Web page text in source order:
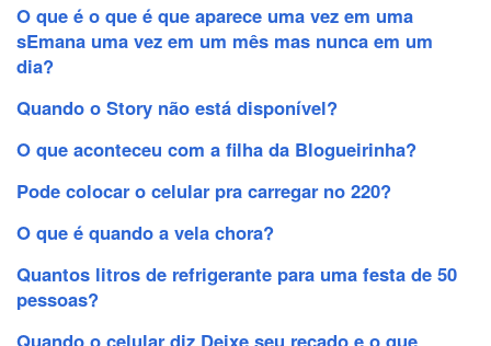
O que é o que é que aparece uma vez em uma
sEmana uma vez em um mês mas nunca em um
dia?
Quando o Story não está disponível?
O que aconteceu com a filha da Blogueirinha?
Pode colocar o celular pra carregar no 220?
O que é quando a vela chora?
Quantos litros de refrigerante para uma festa de 50
pessoas?
Quando o celular diz Deixe seu recado e o que